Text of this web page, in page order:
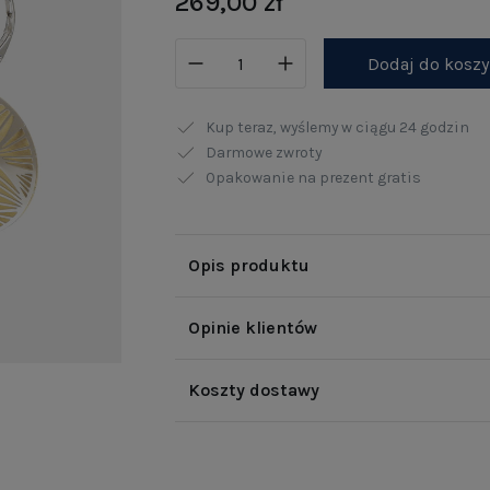
Dodaj do
Kup teraz, wyślemy w ciągu 24 godzin
Darmowe zwroty
Opakowanie na prezent gratis
Opis produktu
Opinie klientów
Koszty dostawy